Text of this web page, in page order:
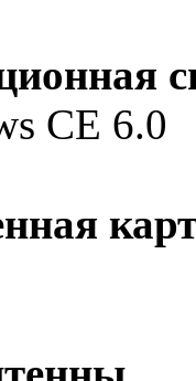
CE 6.0